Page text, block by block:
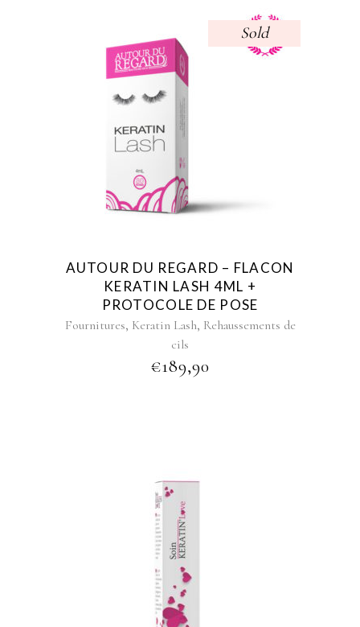
Sold
AUTOUR DU REGARD – FLACON
KERATIN LASH 4ML +
PROTOCOLE DE POSE
Fournitures, Keratin Lash, Rehaussements de
cils
€189,90